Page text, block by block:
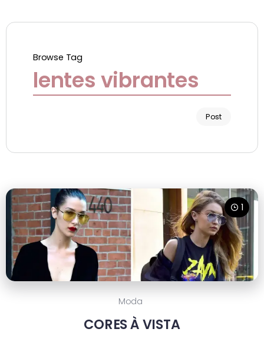
Browse Tag
lentes vibrantes
Post
1
Moda
CORES À VISTA